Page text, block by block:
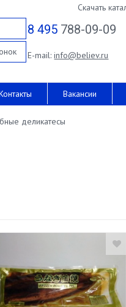
Скачать
8 495 788-09-09
E-mail:info@believ.ru
Вакансии
деликатесы